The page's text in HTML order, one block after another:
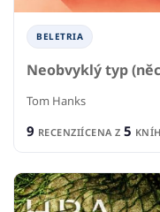
BELETRIA
Neobvyklý typ
Tom Hanks
9 RECENZIÍCENA Z 5